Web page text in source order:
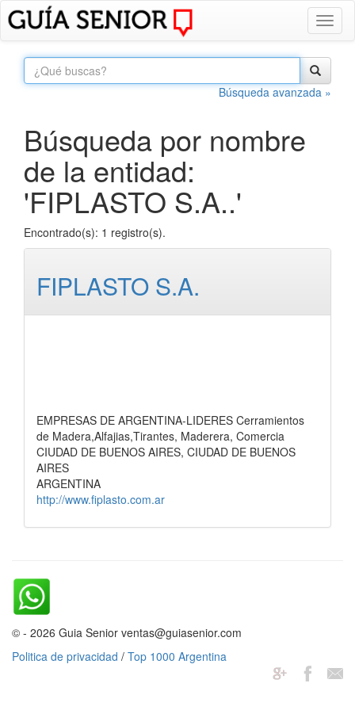
Búsqueda avanzada »
Búsqueda por nombre
de la entidad:
'FIPLASTO S.A..'
Encontrado(s): 1 registro(s).
FIPLASTO S.A.
EMPRESAS DE ARGENTINA-LIDERES Cerramientos
de Madera,Alfajias,Tirantes, Maderera, Comercia
CIUDAD DE BUENOS AIRES, CIUDAD DE BUENOS
AIRES
ARGENTINA
http://www.fiplasto.com.ar
© - 2026 Guia Senior ventas@guiasenior.com
Politica de privacidad / Top 1000 Argentina